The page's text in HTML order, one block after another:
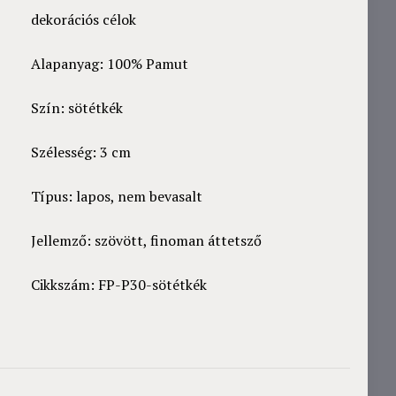
dekorációs célok
Alapanyag: 100% Pamut
Szín: sötétkék
Szélesség: 3 cm
Típus: lapos, nem bevasalt
Jellemző: szövött, finoman áttetsző
Cikkszám: FP-P30-sötétkék